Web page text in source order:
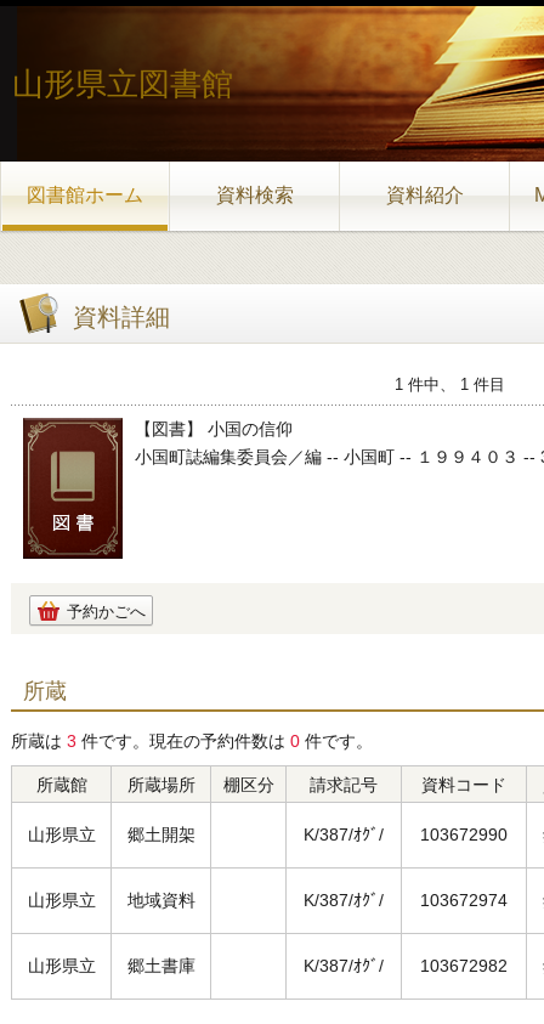
山形県立図書館
図書館ホーム 資料検索 資料紹介
資料詳細
1 件中、 1 件目
【図書】 小国の信仰
小国町誌編集委員会／編 -- 小国町 -- １９９４０３ --
予約かごへ
所蔵
所蔵は 3 件です。現在の予約件数は 0 件です。
所蔵館 所蔵場所 棚区分 請求記号 資料コード
山形県立 郷土開架 K/387/ｵｸﾞ/ 103672990
山形県立 地域資料 K/387/ｵｸﾞ/ 103672974
山形県立 郷土書庫 K/387/ｵｸﾞ/ 103672982